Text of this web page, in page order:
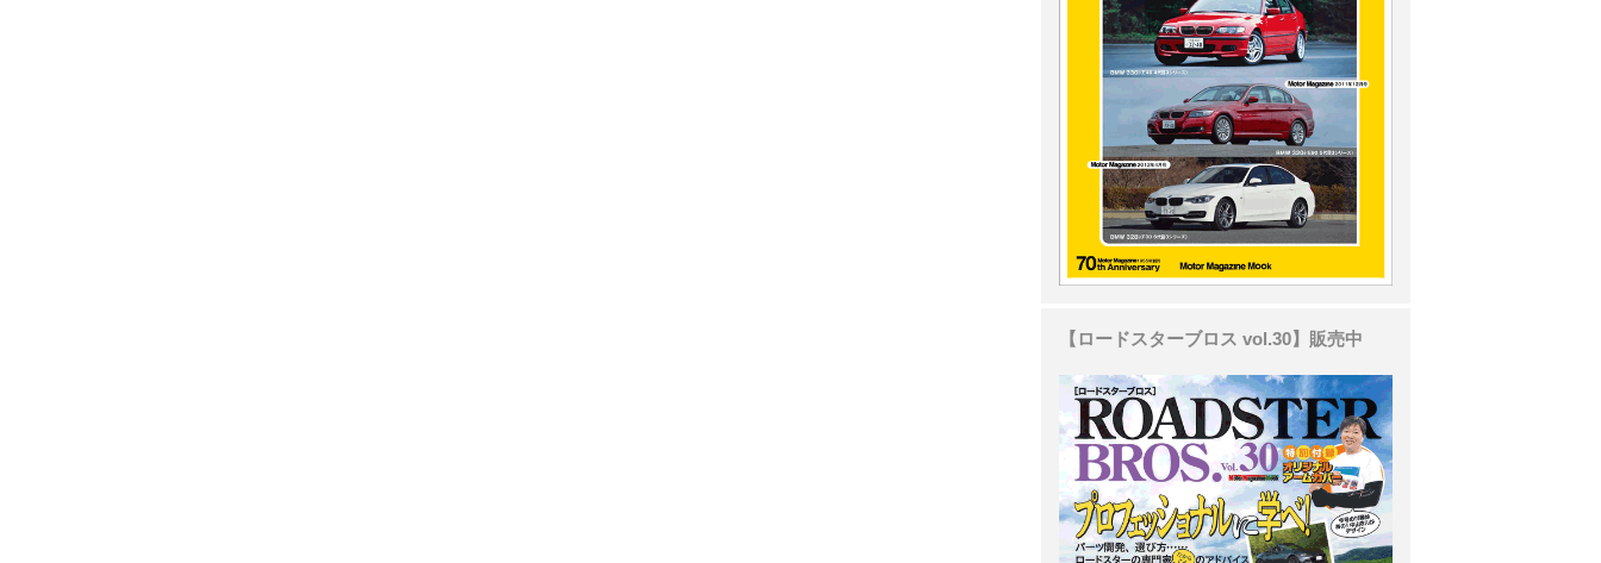
【ロードスターブロス vol.30】販売中